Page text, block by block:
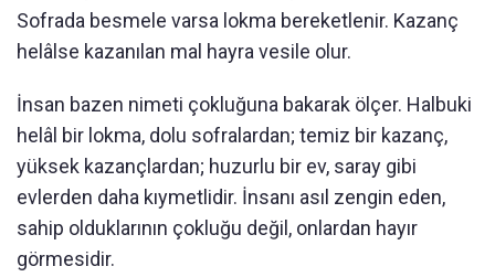
Sofrada besmele varsa lokma bereketlenir. Kazanç
helâlse kazanılan mal hayra vesile olur.
İnsan bazen nimeti çokluğuna bakarak ölçer. Halbuki
helâl bir lokma, dolu sofralardan; temiz bir kazanç,
yüksek kazançlardan; huzurlu bir ev, saray gibi
evlerden daha kıymetlidir. İnsanı asıl zengin eden,
sahip olduklarının çokluğu değil, onlardan hayır
görmesidir.